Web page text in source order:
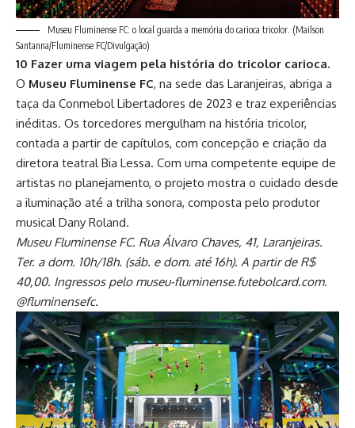
Museu Fluminense FC: o local guarda a memória do carioca tricolor. (Mailson
Santanna/Fluminense FC/Divulgação)
10 Fazer uma viagem pela história do tricolor carioca.
O Museu Fluminense FC, na sede das Laranjeiras, abriga a
taça da Conmebol Libertadores de 2023 e traz experiências
inéditas. Os torcedores mergulham na história tricolor,
contada a partir de capítulos, com concepção e criação da
diretora teatral Bia Lessa. Com uma competente equipe de
artistas no planejamento, o projeto mostra o cuidado desde
a iluminação até a trilha sonora, composta pelo produtor
musical Dany Roland.
Museu Fluminense FC. Rua Álvaro Chaves, 41, Laranjeiras.
Ter. a dom. 10h/18h. (sáb. e dom. até 16h). A partir de R$
40,00. Ingressos pelo museu-fluminense.futebolcard.com.
@fluminensefc.